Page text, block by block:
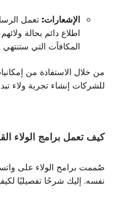
الإشعارات: تعمل
اطلاع دائم بحالة
المكافآت التي ستنتهي
من خلال الاستفادة من
للشركات إنشاء تجربة ولاء
كيف تعمل برامج الولاء
صُممت برامج الولاء على
نفسه. إليك شرحًا تفصيليًا